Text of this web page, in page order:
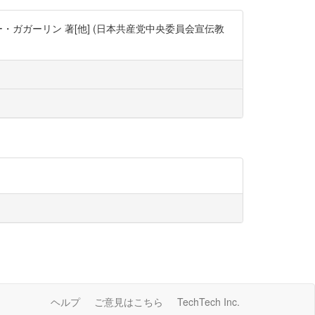
ガガーリン 著[他] (日本共産党中央委員会宣伝教
ヘルプ ご意見はこちら TechTech Inc.